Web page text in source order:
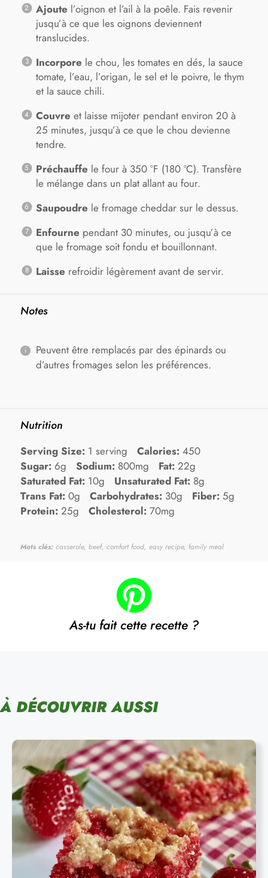
Ajoute l’oignon et l’ail à la poêle. Fais revenir
jusqu’à ce que les oignons deviennent
translucides.
Incorpore le chou, les tomates en dés, la sauce
tomate, l’eau, l’origan, le sel et le poivre, le thym
et la sauce chili.
Couvre et laisse mijoter pendant environ 20 à
25 minutes, jusqu’à ce que le chou devienne
tendre.
Préchauffe le four à 350 °F (180 °C). Transfère
le mélange dans un plat allant au four.
Saupoudre le fromage cheddar sur le dessus.
Enfourne pendant 30 minutes, ou jusqu’à ce
que le fromage soit fondu et bouillonnant.
Laisse refroidir légèrement avant de servir.
Notes
Peuvent être remplacés par des épinards ou
d’autres fromages selon les préférences.
Nutrition
Serving Size: 1 serving Calories: 450
Sugar: 6g Sodium: 800mg Fat: 22g
Saturated Fat: 10g Unsaturated Fat: 8g
Trans Fat: 0g Carbohydrates: 30g Fiber: 5g
Protein: 25g Cholesterol: 70mg
Mots clés: casserole, beef, comfort food, easy recipe, family meal
As-tu fait cette recette ?
À DÉCOUVRIR AUSSI